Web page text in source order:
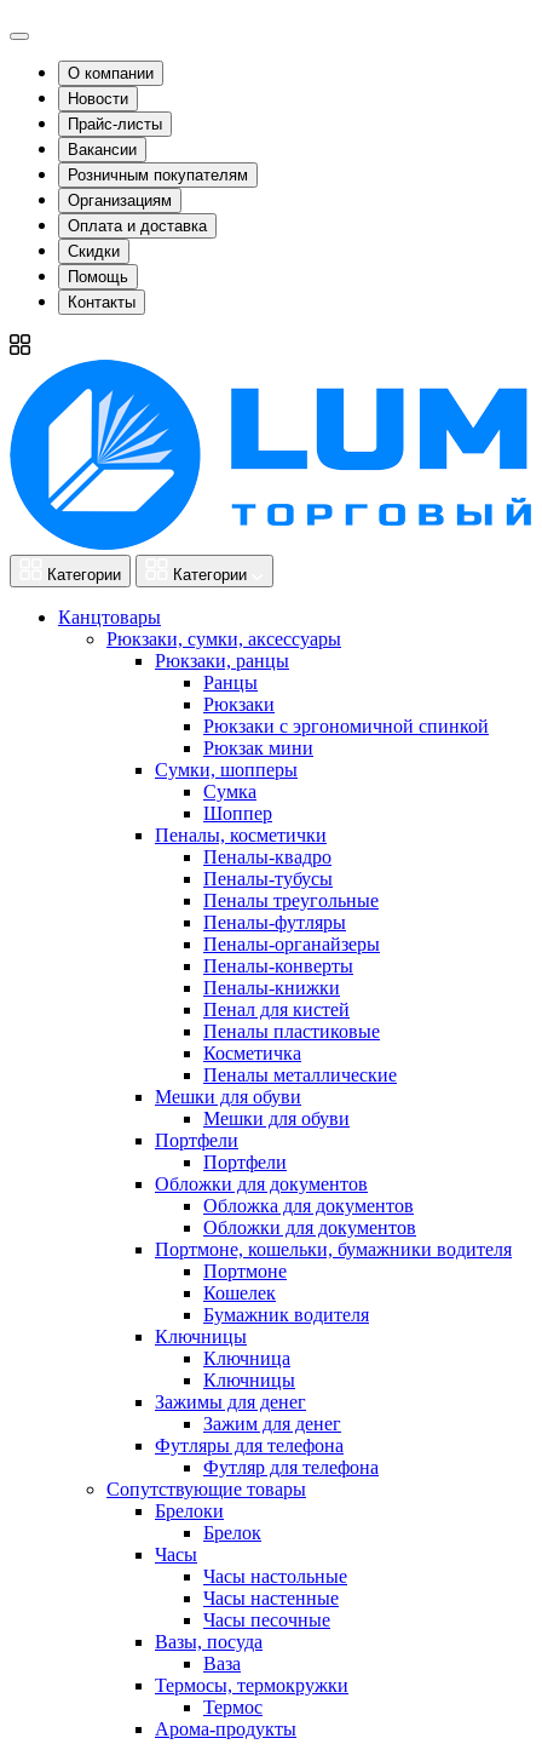
О компании
Новости
Прайс-листы
Вакансии
Розничным покупателям
Организациям
Оплата и доставка
Скидки
Помощь
Контакты
Категории Категории
Канцтовары
Рюкзаки, сумки, аксессуары
Рюкзаки, ранцы
Ранцы
Рюкзаки
Рюкзаки с эргономичной спинкой
Рюкзак мини
Сумки, шопперы
Сумка
Шоппер
Пеналы, косметички
Пеналы-квадро
Пеналы-тубусы
Пеналы треугольные
Пеналы-футляры
Пеналы-органайзеры
Пеналы-конверты
Пеналы-книжки
Пенал для кистей
Пеналы пластиковые
Косметичка
Пеналы металлические
Мешки для обуви
Мешки для обуви
Портфели
Портфели
Обложки для документов
Обложка для документов
Обложки для документов
Портмоне, кошельки, бумажники водителя
Портмоне
Кошелек
Бумажник водителя
Ключницы
Ключница
Ключницы
Зажимы для денег
Зажим для денег
Футляры для телефона
Футляр для телефона
Сопутствующие товары
Брелоки
Брелок
Часы
Часы настольные
Часы настенные
Часы песочные
Вазы, посуда
Ваза
Термосы, термокружки
Термос
Арома-продукты